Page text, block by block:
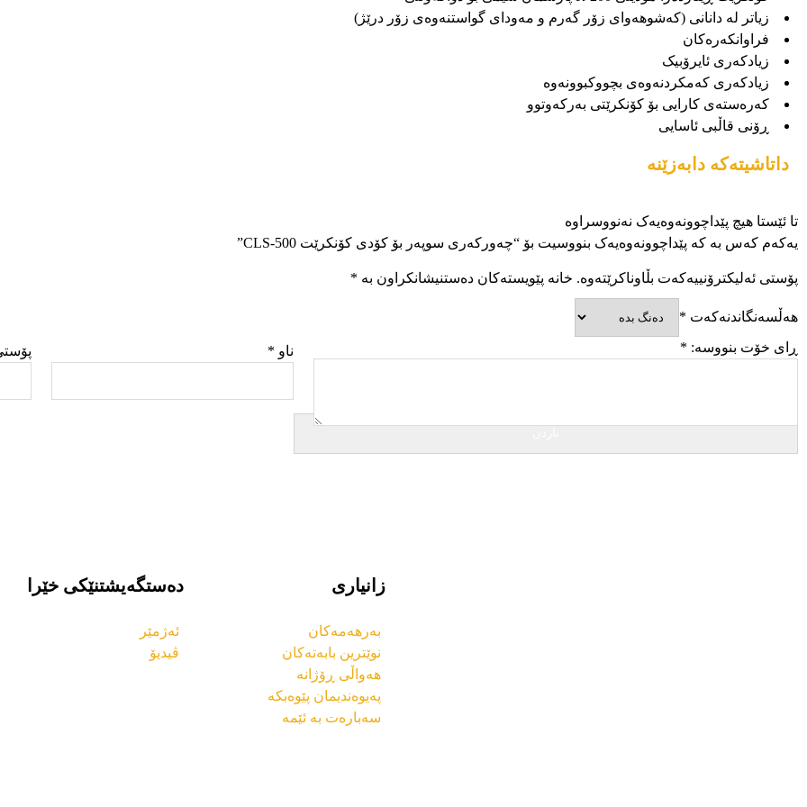
زیاتر لە دانانی (کەشوهەوای زۆر گەرم و مەودای گواستنەوەی زۆر درێژ)
فراوانکەرەکان
زیادکەری ئایرۆبیک
زیادکەری کەمکردنەوەی بچووکبوونەوە
کەرەستەی کارایی بۆ کۆنکرێتی بەرکەوتوو
ڕۆنی قاڵبی ئاسایی
داتاشیتەکە دابەزێنە
تا ئێستا هیچ پێداچوونەوەیەک نەنووسراوە
یەکەم کەس بە کە پێداچوونەوەیەک بنووسیت بۆ “چەورکەری سوپەر بۆ کۆدی کۆنکرێت CLS-500”
پۆستی ئەلیکترۆنییەکەت بڵاوناکرێتەوە. خانە پێویستەکان دەستنیشانکراون بە *
هەڵسەنگاندنەکەت *
ڕای خۆت بنووسە: * ناو *
زانیاری
بەرهەمەکان
نوێترین بابەتەکان
هەواڵی ڕۆژانە
پەیوەندیمان پێوەبکە
سەبارەت بە ئێمە
دەستگەیشتنێکی خێرا
ئەژمێر
ڤیدیۆ